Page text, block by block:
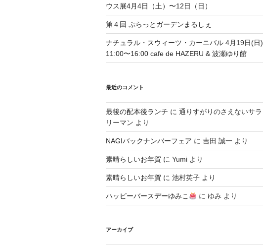
ウス展4月4日（土）〜12日（日）
第４回 ぷらっとガーデンまるしぇ
ナチュラル・スウィーツ・カーニバル 4月19日(日)
11:00〜16:00 cafe de HAZERU & 波瀬ゆり館
最近のコメント
最後の配本後ランチ に 通りすがりのさえないサラ
リーマン より
NAGIバックナンバーフェア に 吉田 誠一 より
素晴らしいお年賀 に Yumi より
素晴らしいお年賀 に 池村英子 より
ハッピーバースデーゆみこ に ゆみ より
アーカイブ